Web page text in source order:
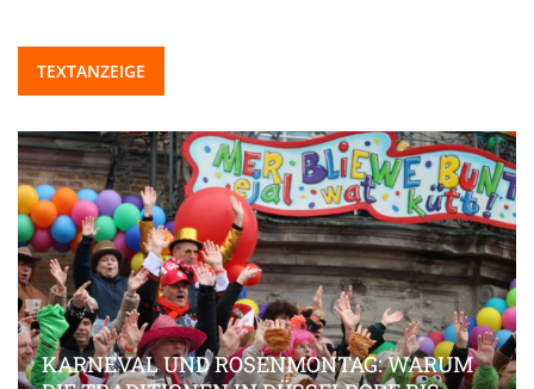
TEXTANZEIGE
KARNEVAL UND ROSENMONTAG: WARUM